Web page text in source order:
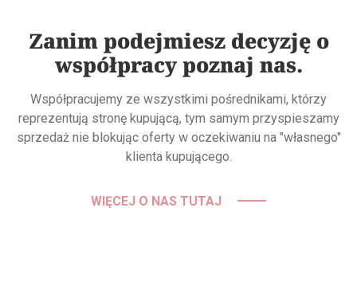
Zanim podejmiesz decyzję o
współpracy poznaj nas.
Współpracujemy ze wszystkimi pośrednikami, którzy
reprezentują stronę kupującą, tym samym przyspieszamy
sprzedaż nie blokując oferty w oczekiwaniu na "własnego"
klienta kupującego.
WIĘCEJ O NAS TUTAJ